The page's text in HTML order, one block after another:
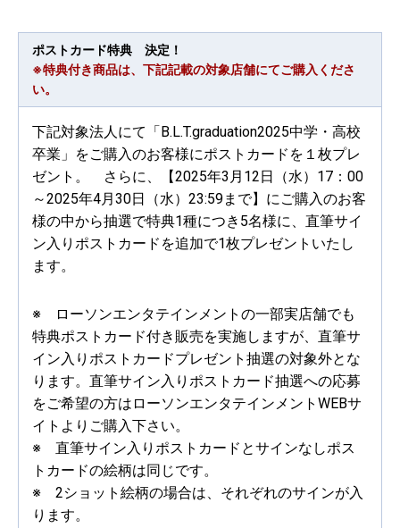
ポストカード特典 決定！
※特典付き商品は、下記記載の対象店舗にてご購入くださ
い。
下記対象法人にて「B.L.T.graduation2025中学・高校
卒業」をご購入のお客様にポストカードを１枚プレ
ゼント。 さらに、【2025年3月12日（水）17：00
～2025年4月30日（水）23:59まで】にご購入のお客
様の中から抽選で特典1種につき5名様に、直筆サイ
ン入りポストカードを追加で1枚プレゼントいたし
ます。
※ ローソンエンタテインメントの一部実店舗でも
特典ポストカード付き販売を実施しますが、直筆サ
イン入りポストカードプレゼント抽選の対象外とな
ります。直筆サイン入りポストカード抽選への応募
をご希望の方はローソンエンタテインメントWEBサ
イトよりご購入下さい。
※ 直筆サイン入りポストカードとサインなしポス
トカードの絵柄は同じです。
※ 2ショット絵柄の場合は、それぞれのサインが入
ります。